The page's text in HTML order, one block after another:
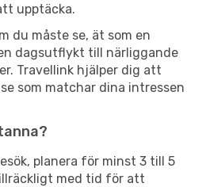
upptäcka.
du måste se, ät som en
dagsutflykt till närliggande
Travellink hjälper dig att
som matchar dina intressen
planera för minst 3 till 5
med tid för att